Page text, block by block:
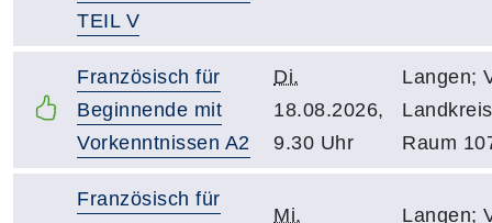
TEIL V
Französisch für
Beginnende mit
Vorkenntnissen A2
Di.
18.08.2026,
9.30 Uhr
Langen;
Raum
Französisch für
Mi.
Langen;